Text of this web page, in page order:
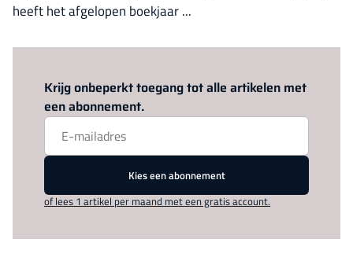
heeft het afgelopen boekjaar ...
Krijg onbeperkt toegang tot alle artikelen met
een abonnement.
Kies een abonnement
of lees 1 artikel per maand met een gratis account.